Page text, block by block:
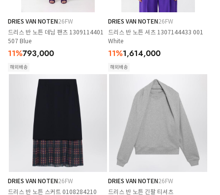
DRIES VAN NOTEN26FW
드리스 반 노튼 데님 팬츠 1309114401
507 Blue
11%793,000
해외배송
DRIES VAN NOTEN26FW
드리스 반 노튼 셔츠 1307144433 001
White
11%1,614,000
해외배송
DRIES VAN NOTEN26FW
드리스 반 노튼 스커트 0108284210
DRIES VAN NOTEN26FW
드리스 반 노튼 긴팔 티셔츠